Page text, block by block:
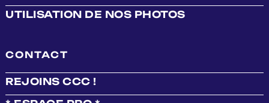
UTILISATION DE NOS PHOTOS
CONTACT
REJOINS CCC !